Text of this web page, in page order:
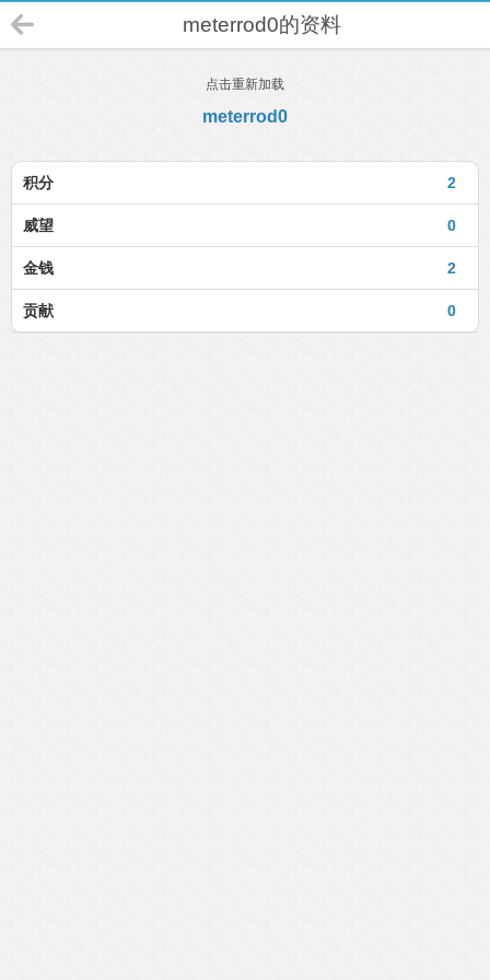
meterrod0的资料
点击重新加载
meterrod0
2
积分
0
威望
2
金钱
0
贡献